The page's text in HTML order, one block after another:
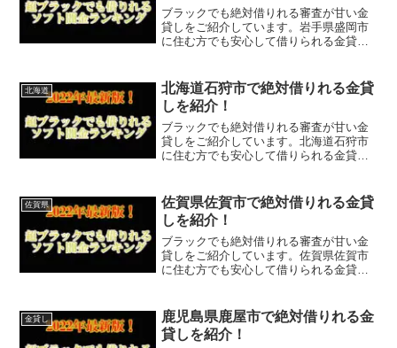
ブラックでも絶対借りれる審査が甘い金
貸しをご紹介しています。岩手県盛岡市
に住む方でも安心して借りられる金貸し
はなく、国または岩手県盛岡市で貸金業
登録をしている正規の金貸し...
北海道
北海道石狩市で絶対借りれる金貸
しを紹介！
ブラックでも絶対借りれる審査が甘い金
貸しをご紹介しています。北海道石狩市
に住む方でも安心して借りられる金貸し
はなく、国または北海道石狩市で貸金業
登録をしている正規の金貸し...
佐賀県
佐賀県佐賀市で絶対借りれる金貸
しを紹介！
ブラックでも絶対借りれる審査が甘い金
貸しをご紹介しています。佐賀県佐賀市
に住む方でも安心して借りられる金貸し
はなく、国または佐賀県佐賀市で貸金業
登録をしている正規の金貸し...
金貸し
鹿児島県鹿屋市で絶対借りれる金
貸しを紹介！